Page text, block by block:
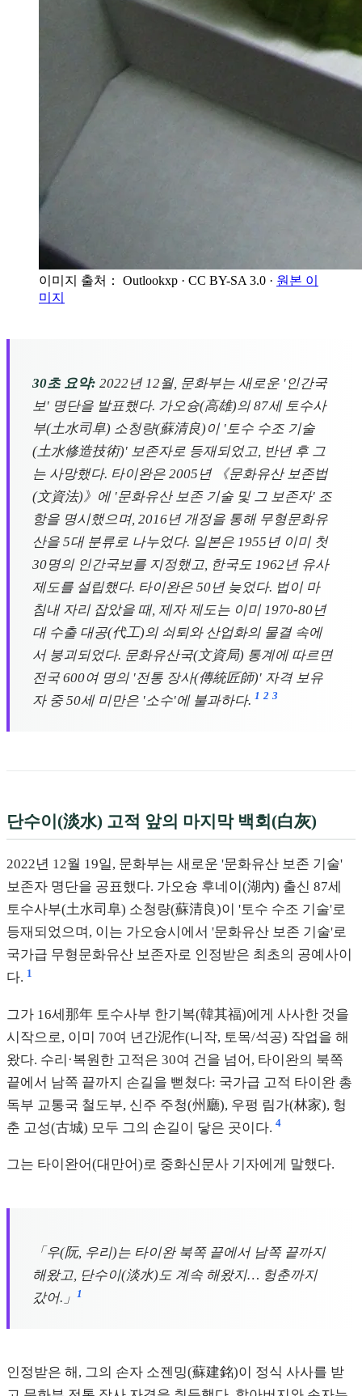
이미지 출처： Outlookxp · CC BY-SA 3.0 · 원본 이
미지
30초 요약: 2022년 12월, 문화부는 새로운 '인간국
보' 명단을 발표했다. 가오슝(高雄)의 87세 토수사
부(土水司阜) 소청량(蘇清良)이 '토수 수조 기술
(土水修造技術)' 보존자로 등재되었고, 반년 후 그
는 사망했다. 타이완은 2005년 《문화유산 보존법
(文資法)》에 '문화유산 보존 기술 및 그 보존자' 조
항을 명시했으며, 2016년 개정을 통해 무형문화유
산을 5대 분류로 나누었다. 일본은 1955년 이미 첫
30명의 인간국보를 지정했고, 한국도 1962년 유사
제도를 설립했다. 타이완은 50년 늦었다. 법이 마
침내 자리 잡았을 때, 제자 제도는 이미 1970-80년
대 수출 대공(代工)의 쇠퇴와 산업화의 물결 속에
서 붕괴되었다. 문화유산국(文資局) 통계에 따르면
전국 600여 명의 '전통 장사(傳統匠師)' 자격 보유
자 중 50세 미만은 '소수'에 불과하다. 1 2 3
단수이(淡水) 고적 앞의 마지막 백회(白灰)
2022년 12월 19일, 문화부는 새로운 '문화유산 보존 기술'
보존자 명단을 공표했다. 가오슝 후네이(湖內) 출신 87세
토수사부(土水司阜) 소청량(蘇清良)이 '토수 수조 기술'로
등재되었으며, 이는 가오슝시에서 '문화유산 보존 기술'로
국가급 무형문화유산 보존자로 인정받은 최초의 공예사이
다. 1
그가 16세那年 토수사부 한기복(韓其福)에게 사사한 것을
시작으로, 이미 70여 년간泥作(니작, 토목/석공) 작업을 해
왔다. 수리·복원한 고적은 30여 건을 넘어, 타이완의 북쪽
끝에서 남쪽 끝까지 손길을 뻗쳤다: 국가급 고적 타이완 총
독부 교통국 철도부, 신주 주청(州廳), 우펑 림가(林家), 헝
춘 고성(古城) 모두 그의 손길이 닿은 곳이다. 4
그는 타이완어(대만어)로 중화신문사 기자에게 말했다.
「우(阮, 우리)는 타이완 북쪽 끝에서 남쪽 끝까지
해왔고, 단수이(淡水)도 계속 해왔지… 헝춘까지
갔어.」
1
인정받은 해, 그의 손자 소젠밍(蘇建銘)이 정식 사사를 받